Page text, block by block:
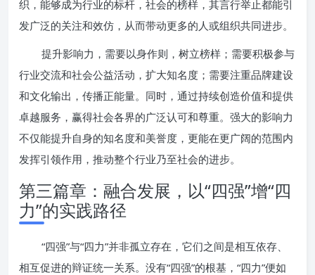
织，能够成为行业的标杆，社会的榜样，其言行举止都能引
发广泛的关注和效仿，从而带动更多的人或组织共同进步。
提升影响力，需要以身作则，树立榜样；需要积极参与
行业交流和社会公益活动，扩大知名度；需要注重品牌建设
和文化输出，传播正能量。同时，通过持续创造价值和提供
卓越服务，赢得社会各界的广泛认可和尊重。强大的影响力
不仅能提升自身的知名度和美誉度，更能在更广阔的范围内
发挥引领作用，推动整个行业乃至社会的进步。
第三篇章：融合发展，以“四强”增“四
力”的实践路径
“四强”与“四力”并非孤立存在，它们之间是相互依存、
相互促进的辩证统一关系。没有“四强”的根基，“四力”便如